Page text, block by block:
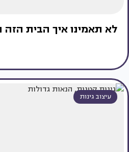
לא תאמינו איך הבית הזה
עיצוב גינות